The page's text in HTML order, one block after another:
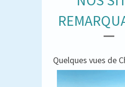
Quelques vues de